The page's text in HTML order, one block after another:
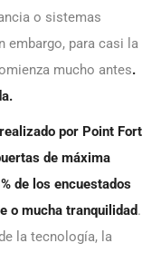
o sistemas
embargo, para casi la
mucho antes.
por Point Fort
de máxima
de los encuestados
o mucha tranquilidad.
la tecnología, la